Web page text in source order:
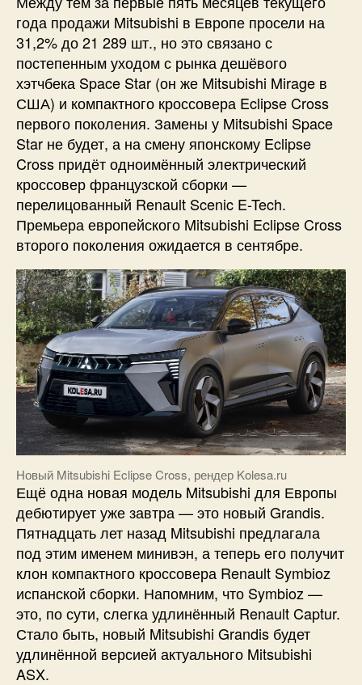
года продажи Mitsubishi в Европе просели на
31,2% до 21 289 шт., но это связано с
постепенным уходом с рынка дешёвого
хэтчбека Space Star (он же Mitsubishi Mirage в
США) и компактного кроссовера Eclipse Cross
первого поколения. Замены у Mitsubishi Space
Star не будет, а на смену японскому Eclipse
Cross придёт одноимённый электрический
кроссовер французской сборки —
перелицованный Renault Scenic E-Tech.
Премьера европейского Mitsubishi Eclipse Cross
второго поколения ожидается в сентябре.
Новый Mitsubishi Eclipse Cross, рендер Kolesa.ru
Ещё одна новая модель Mitsubishi для Европы
дебютирует уже завтра — это новый Grandis.
Пятнадцать лет назад Mitsubishi предлагала
под этим именем минивэн, а теперь его получит
клон компактного кроссовера Renault Symbioz
испанской сборки. Напомним, что Symbioz —
это, по сути, слегка удлинённый Renault Captur.
Стало быть, новый Mitsubishi Grandis будет
удлинённой версией актуального Mitsubishi
ASX.